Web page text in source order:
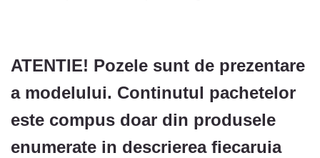
ATENTIE! Pozele sunt de prezentare
a modelului. Continutul pachetelor
este compus doar din produsele
enumerate in descrierea fiecaruia